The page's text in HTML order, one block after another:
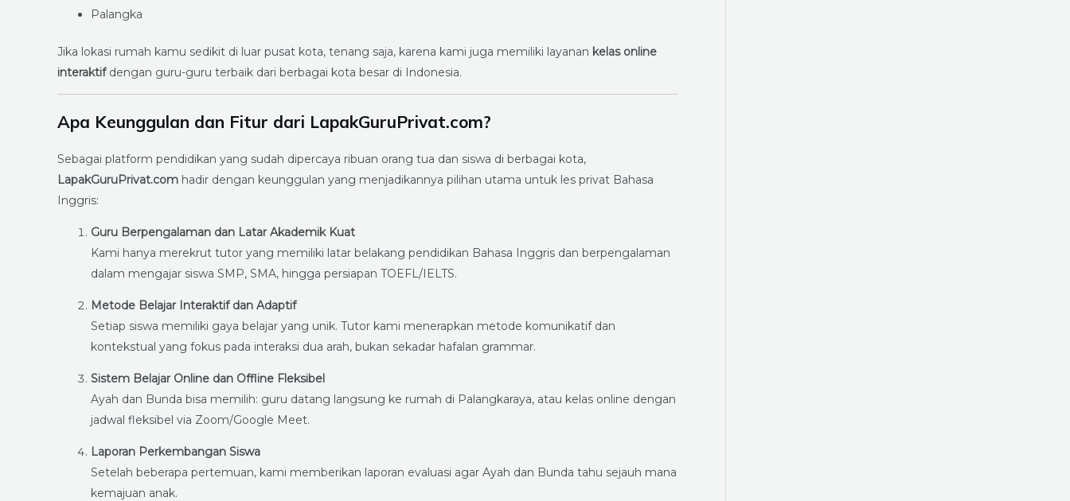
Palangka
Jika lokasi rumah kamu sedikit di luar pusat kota, tenang saja, karena kami juga memiliki layanan kelas online
interaktifdengan guru-guru terbaik dari berbagai kota besar di Indonesia.
Apa Keunggulan dan Fitur dari LapakGuruPrivat.com?
Sebagai platform pendidikan yang sudah dipercaya ribuan orang tua dan siswa di berbagai kota,
LapakGuruPrivat.com hadir dengan keunggulan yang menjadikannya pilihan utama untuk les privat Bahasa
Inggris:
Guru Berpengalaman dan Latar Akademik Kuat
Kami hanya merekrut tutor yang memiliki latar belakang pendidikan Bahasa Inggris dan berpengalaman
dalam mengajar siswa SMP, SMA, hingga persiapan TOEFL/IELTS.
Metode Belajar Interaktif dan Adaptif
Setiap siswa memiliki gaya belajar yang unik. Tutor kami menerapkan metode komunikatif dan
kontekstual yang fokus pada interaksi dua arah, bukan sekadar hafalan grammar.
Sistem Belajar Online dan Offline Fleksibel
Ayah dan Bunda bisa memilih: guru datang langsung ke rumah di Palangkaraya, atau kelas online dengan
jadwal fleksibel via Zoom/Google Meet.
Laporan Perkembangan Siswa
Setelah beberapa pertemuan, kami memberikan laporan evaluasi agar Ayah dan Bunda tahu sejauh mana
kemajuan anak.